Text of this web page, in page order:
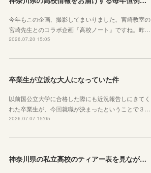
今年もこの企画、撮影してまいりました。宮崎教室の
宮崎先生とのコラボ企画『高校ノート』ですね。昨…
2026.07.20 15:05
卒業生が立派な大人になっていた件
以前国公立大学に合格した際にも近況報告しにきてく
れた卒業生が、今回就職が決まったということで３…
2026.07.07 15:05
神奈川県の私立高校のティアー表を見ながら話す動画を作りました！